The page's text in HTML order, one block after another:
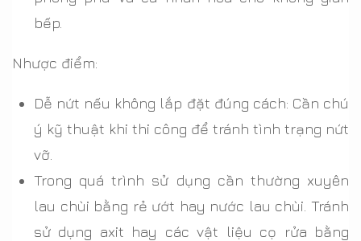
bếp.
Nhược điểm:
Dễ nứt nếu không lắp đặt đúng cách: Cần chú
ý kỹ thuật khi thi công để tránh tình trạng nứt
vỡ.
Trong quá trình sử dụng cần thường xuyên
lau chùi bằng rẻ ướt hay nước lau chùi. Tránh
sử dụng axit hay các vật liệu cọ rửa bằng